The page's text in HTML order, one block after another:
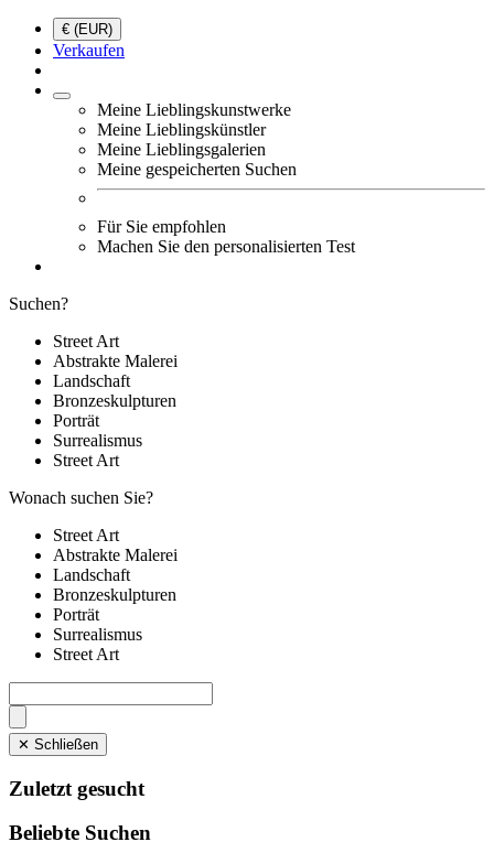
€ (EUR)
Verkaufen
Meine Lieblingskunstwerke
Meine Lieblingskünstler
Meine Lieblingsgalerien
Meine gespeicherten Suchen
Für Sie empfohlen
Machen Sie den personalisierten Test
Suchen?
Street Art
Abstrakte Malerei
Landschaft
Bronzeskulpturen
Porträt
Surrealismus
Street Art
Wonach suchen Sie?
Street Art
Abstrakte Malerei
Landschaft
Bronzeskulpturen
Porträt
Surrealismus
Street Art
✕ Schließen
Zuletzt gesucht
Beliebte Suchen